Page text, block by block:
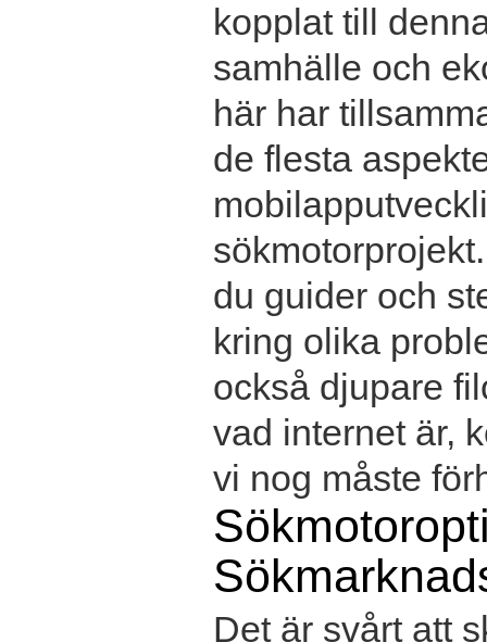
kopplat till
samhälle och
här har
de flesta
du guider och
kring olika
också djupare
vad internet är,
vi nog måste
Det är svårt att